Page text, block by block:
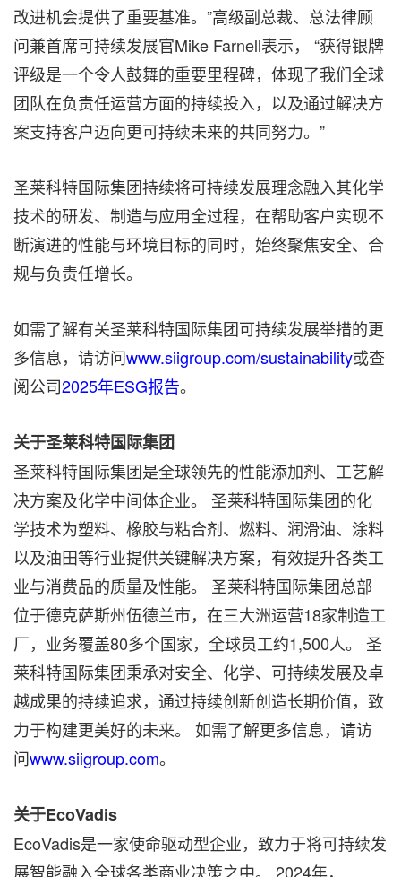
改进机会提供了重要基准。”高级副总裁、总法律顾
问兼首席可持续发展官Mike Farnell表示， “获得银牌
评级是一个令人鼓舞的重要里程碑，体现了我们全球
团队在负责任运营方面的持续投入，以及通过解决方
案支持客户迈向更可持续未来的共同努力。”
圣莱科特国际集团持续将可持续发展理念融入其化学
技术的研发、制造与应用全过程，在帮助客户实现不
断演进的性能与环境目标的同时，始终聚焦安全、合
规与负责任增长。
如需了解有关圣莱科特国际集团可持续发展举措的更
多信息，请访问www.siigroup.com/sustainability或查
阅公司2025年ESG报告。
关于圣莱科特国际集团
圣莱科特国际集团是全球领先的性能添加剂、工艺解
决方案及化学中间体企业。 圣莱科特国际集团的化
学技术为塑料、橡胶与粘合剂、燃料、润滑油、涂料
以及油田等行业提供关键解决方案，有效提升各类工
业与消费品的质量及性能。 圣莱科特国际集团总部
位于德克萨斯州伍德兰市，在三大洲运营18家制造工
厂，业务覆盖80多个国家，全球员工约1,500人。 圣
莱科特国际集团秉承对安全、化学、可持续发展及卓
越成果的持续追求，通过持续创新创造长期价值，致
力于构建更美好的未来。 如需了解更多信息，请访
问www.siigroup.com。
关于EcoVadis
EcoVadis是一家使命驱动型企业，致力于将可持续发
展智能融入全球各类商业决策之中。 2024年，